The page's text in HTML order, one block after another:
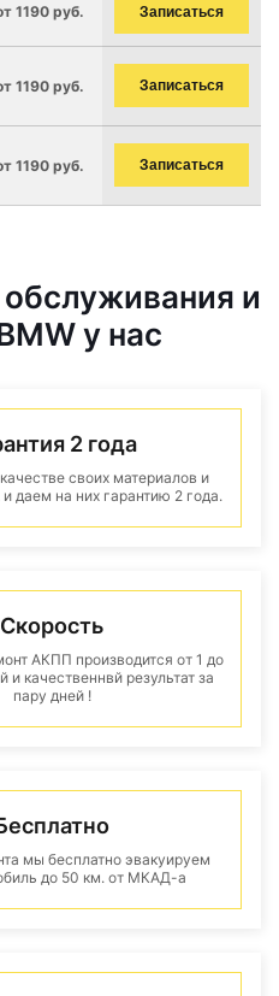
1190 руб. Записаться
1190 руб. Записаться
1190 руб. Записаться
и
у нас
2 года
своих материалов и
даем на них гарантию 2 года.
Скорость
АКПП производится от 1 до
качественнвй результат за
пару дней !
мы бесплатно эвакуируем
до 50 км. от МКАД-а